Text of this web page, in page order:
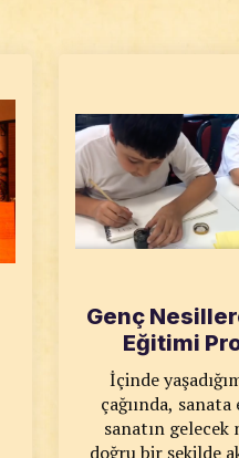
Genç
Eğitimi
İçinde
çağıında,
sanatın gelecek
doğru bir şekilde